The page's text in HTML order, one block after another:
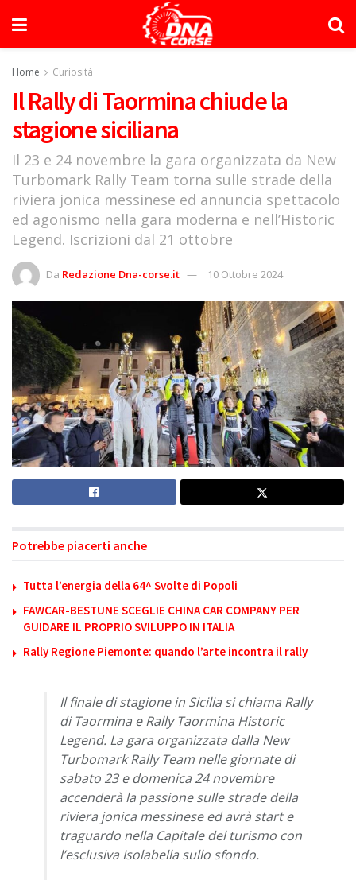
Home Curiosità
Il Rally di Taormina chiude la
stagione siciliana
Il 23 e 24 novembre la gara organizzata da New
Turbomark Rally Team torna sulle strade della
riviera jonica messinese ed annuncia spettacolo
ed agonismo nella gara moderna e nell’Historic
Legend. Iscrizioni dal 21 ottobre
Da Redazione Dna-corse.it 10 Ottobre 2024
Potrebbe piacerti anche
Tutta l’energia della 64^ Svolte di Popoli
FAWCAR-BESTUNE SCEGLIE CHINA CAR COMPANY PER
GUIDARE IL PROPRIO SVILUPPO IN ITALIA
Rally Regione Piemonte: quando l’arte incontra il rally
Il finale di stagione in Sicilia si chiama Rally
di Taormina e Rally Taormina Historic
Legend. La gara organizzata dalla New
Turbomark Rally Team nelle giornate di
sabato 23 e domenica 24 novembre
accenderà la passione sulle strade della
riviera jonica messinese ed avrà start e
traguardo nella Capitale del turismo con
l’esclusiva Isolabella sullo sfondo.